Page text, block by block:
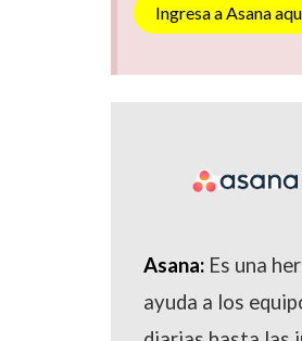
Ingresa a Asana
Asana: Es una
ayuda a los